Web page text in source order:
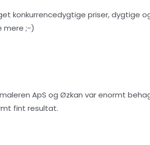
konkurrencedygtige priser, dygtige
mere ;-)
ApS og Øzkan var enormt
fint resultat.